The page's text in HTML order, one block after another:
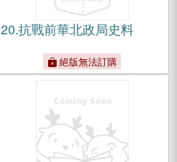
20.抗戰前華北政局史料
絕版無法訂購